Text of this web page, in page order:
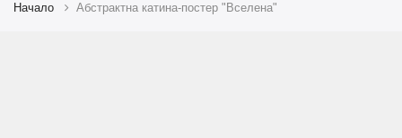
Начало Абстрактна катина-постер "Вселена"